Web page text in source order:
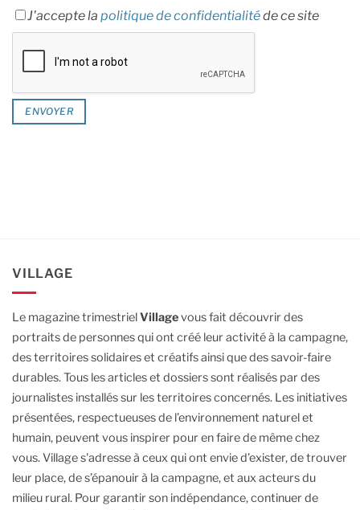
J'accepte la politique de confidentialitéde ce site
VILLAGE
Le magazine trimestrielVillagevous fait découvrir des
portraits de personnes qui ont créé leur activité à la campagne,
des territoires solidaires et créatifs ainsi que des savoir-faire
durables.Tous les articles et dossiers sont réalisés par des
journalistes installés sur les territoires concernés. Les initiatives
présentées, respectueuses de l’environnement naturel et
humain, peuvent vous inspirer pour en faire de même chez
vous.Village s'adresse à ceux qui ont envie d’exister, de trouver
leur place, de s’épanouir à la campagne, et aux acteurs du
milieu rural. Pour garantir son indépendance, continuer de